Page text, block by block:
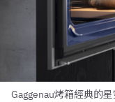
Gaggenau烤箱經典的